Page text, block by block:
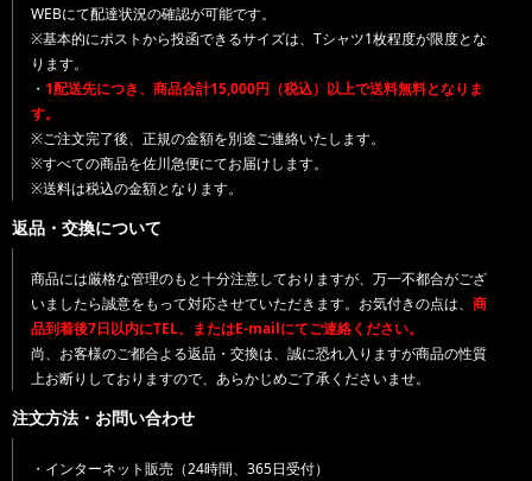
WEBにて配達状況の確認が可能です。
※基本的にポストから投函できるサイズは、Tシャツ1枚程度が限度とな
ります。
・ 1配送先につき、商品合計15,000円（税込）以上で送料無料となりま
す。
※ご注文完了後、正規の金額を別途ご連絡いたします。
※すべての商品を佐川急便にてお届けします。
※送料は税込の金額となります。
返品・交換について
商品には厳格な管理のもと十分注意しておりますが、万一不都合がござ
いましたら誠意をもって対応させていただきます。お気付きの点は、 商
品到着後7日以内にTEL、またはE-mailにてご連絡ください。
尚、お客様のご都合よる返品・交換は、誠に恐れ入りますが商品の性質
上お断りしておりますので、あらかじめご了承くださいませ。
注文方法・お問い合わせ
・インターネット販売（24時間、365日受付）